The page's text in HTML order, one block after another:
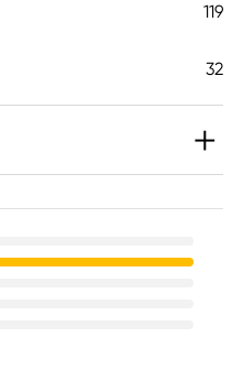
119
32
3(2H)-on;